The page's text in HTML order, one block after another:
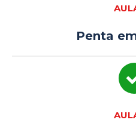
Penta